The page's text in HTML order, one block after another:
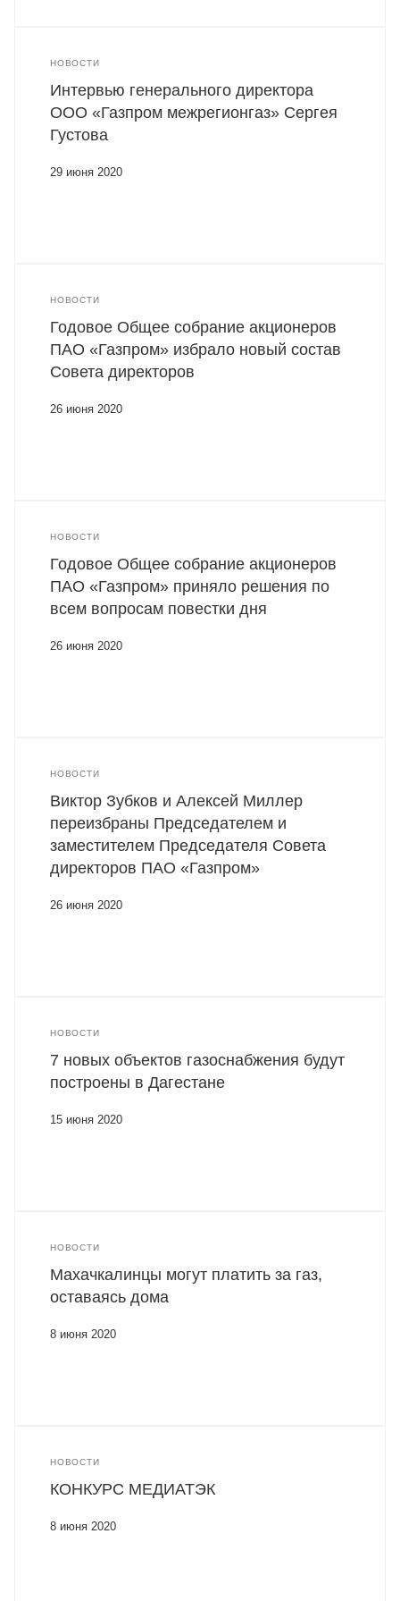
НОВОСТИ
Интервью генерального директора
ООО «Газпром межрегионгаз» Сергея
Густова
29 июня 2020
НОВОСТИ
Годовое Общее собрание акционеров
ПАО «Газпром» избрало новый состав
Совета директоров
26 июня 2020
НОВОСТИ
Годовое Общее собрание акционеров
ПАО «Газпром» приняло решения по
всем вопросам повестки дня
26 июня 2020
НОВОСТИ
Виктор Зубков и Алексей Миллер
переизбраны Председателем и
заместителем Председателя Совета
директоров ПАО «Газпром»
26 июня 2020
НОВОСТИ
7 новых объектов газоснабжения будут
построены в Дагестане
15 июня 2020
НОВОСТИ
Махачкалинцы могут платить за газ,
оставаясь дома
8 июня 2020
НОВОСТИ
КОНКУРС МЕДИАТЭК
8 июня 2020